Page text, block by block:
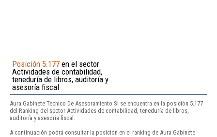
Posición 5.177 en el sector
Actividades de contabilidad,
teneduría de libros, auditoría y
asesoría fiscal
Aura Gabinete Tecnico De Asesoramiento Sl se encuentra en la posición 5.177
del Ranking del sector Actividades de contabilidad, teneduría de libros,
auditoría y asesoría fiscal.
A continuación podrá consultar la posición en el ranking de Aura Gabinete